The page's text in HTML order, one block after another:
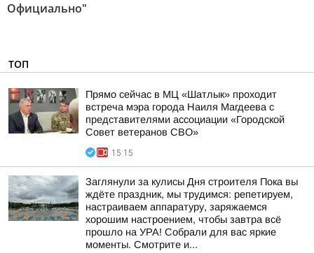
Официально"
ТОП
Прямо сейчас в МЦ «Шатлык» проходит
встреча мэра города Наиля Магдеева с
представителями ассоциации «Городской
Совет ветеранов СВО»
15:15
Заглянули за кулисы Дня строителя Пока вы
ждёте праздник, мы трудимся: репетируем,
настраиваем аппаратуру, заряжаемся
хорошим настроением, чтобы завтра всё
прошло на УРА! Собрали для вас яркие
моменты. Смотрите и...